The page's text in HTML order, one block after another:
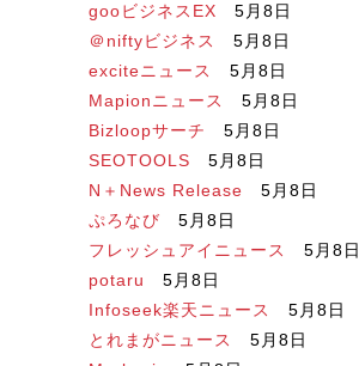
gooビジネスEX 5月8日
＠niftyビジネス
5月8日
exciteニュース
5月8日
Mapionニュース
5月8日
Bizloopサーチ
5月8日
SEOTOOLS 5月8日
N＋News Release 5月8日
ぷろなび 5月8日
フレッシュアイニュース
5月8日
potaru
5月8日
Infoseek楽天ニュース
5月8日
とれまがニュース
5月8日